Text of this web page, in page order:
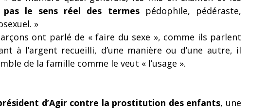
pas le sens réel des termes pédophile, pédéraste,
»
ont parlé de « faire du sexe », comme ils parlent
à l’argent recueilli, d’une manière ou d’une autre, il
de la famille comme le veut « l’usage ».
d’Agir contre la prostitution des enfants, une